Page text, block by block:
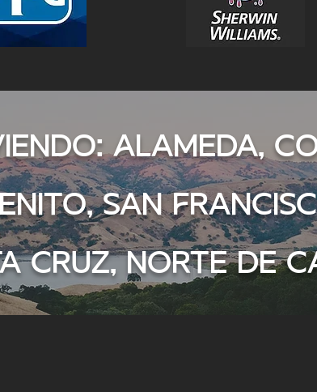
Alameda,
San
Cruz, norte de